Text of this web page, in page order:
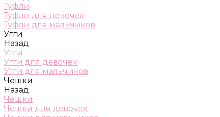
Туфли
Туфли для девочек
Туфли для мальчиков
Угги
Назад
Угги
Угги для девочек
Угги для мальчиков
Чешки
Назад
Чешки
Чешки для девочек